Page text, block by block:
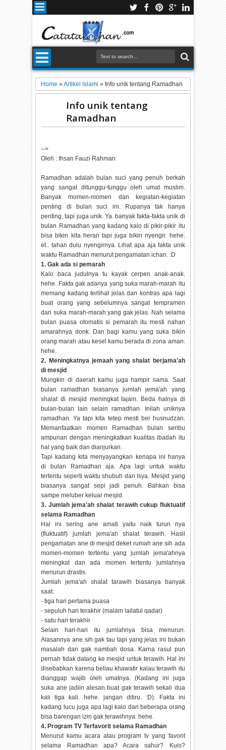
Home »Artikel Islami » Info unik tentang Ramadhan
Info unik tentang
Ramadhan
-->
Oleh : Ihsan Fauzi Rahman
Ramadhan adalah bulan suci yang penuh berkah
yang sangat ditunggu-tunggu oleh umat muslim.
Banyak momen-momen dan kegiatan-kegiatan
penting di bulan suci ini. Rupanya tak hanya
penting, tapi juga unik. Ya. banyak fakta-fakta unik di
bulan Ramadhan yang kadang kalo di pikir-pikir itu
bisa bikin kita heran tapi juga bikin nyengir. hehe.
et.. tahan dulu nyengirnya. Lihat apa aja fakta unik
waktu Ramadhan menurut pengamatan ichan. :D
1. Gak ada si pemarah
Kalo baca judulnya tu kayak cerpen anak-anak.
hehe. Fakta gak adanya yang suka marah-marah itu
memang kadang terlihat jelas dan kontras apa lagi
buat orang yang sebelumnya sangat tempramen
dan suka marah-marah yang gak jelas. Nah selama
bulan puasa otomatis si pemarah itu mesti nahan
amarahnya donk. Dan bagi kamu yang suka bikin
orang marah atau kesel kamu berada di zona aman.
hehe.
2. Meningkatnya jemaah yang shalat berjama'ah
di mesjid
Mungkin di daerah kamu juga hampir sama. Saat
bulan ramadhan biasanya jumlah jema'ah yang
shalat di mesjid meningkat tajam. Beda halnya di
bulan-bulan lain selain ramadhan. Inilah uniknya
ramadhan. Ya tapi kita tetep mesti ber husnudzan.
Memanfaatkan momen Ramadhan bulan seribu
ampunan dengan meningkatkan kualitas ibadah itu
hal yang baik dan dianjurkan.
Tapi kadang kita menyayangkan kenapa ini hanya
di bulan Ramadhan aja. Apa lagi untuk waktu
tertentu seperti waktu shubuh dan Isya. Mesjid yang
biasanya sangat sepi jadi penuh. Bahkan bisa
sampe meluber keluar mesjid.
3. Jumlah jema'ah shalat terawih cukup fluktuatif
selama Ramadhan
Hal ini sering ane amati yaitu naik turun nya
(fluktuatif) jumlah jema'ah shalat terawih. Hasil
pengamatan ane di mesjid deket rumah ane sih ada
momen-momen tertentu yang jumlah jema'ahnya
meningkat dan ada momen tertentu jumlahnya
menurun drastis.
Jumlah jema'ah shalat tarawih biasanya banyak
saat:
- tiga hari pertama puasa
- sepuluh hari terakhir (malam lailatul qadar)
- satu hari terakhir
Selain hari-hari itu jumlahnya bisa menurun.
Alasannya ane sih gak tau tapi yang jelas ini bukan
masalah dan gak nambah dosa. Karna rasul pun
pernah tidak datang ke mesjid untuk terawih. Hal ini
disebabkan karena beliau khawatir kalau terawih itu
dianggap wajib oleh umatnya. (Kadang ini juga
suka ane jadiin alesan buat gak terawih sekali dua
kali tiga kali. hehe. jangan ditiru. :D). Fakta ini
kadang lucu juga apa lagi kalo dari beberapa orang
bisa barengan izin gak terawihnya. hehe.
4. Program TV Terfavorit selama Ramadhan
Menurut kamu acara atau program tv yang favorit
selama Ramadhan apa? Acara sahur? Kuis?